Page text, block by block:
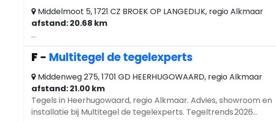
Middelmoot 5, 1721 CZ BROEK OP LANGEDIJK, regio Alkmaar
afstand: 20.68 km
...
F - Multitegel de tegelexperts
Middenweg 275, 1701 GD HEERHUGOWAARD, regio Alkmaar
afstand: 21.00 km
Tegels in Heerhugowaard, regio Alkmaar. Advies, showroom en
installatie bij Multitegel de tegelexperts. Tegeltrends 2026...